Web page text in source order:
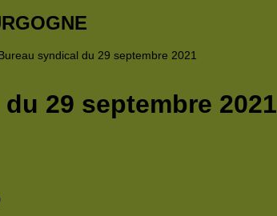
Bureau syndical du 29 septembre 2021
29 septembre 2021